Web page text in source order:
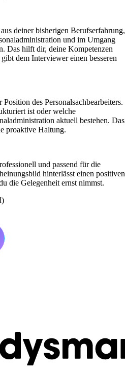
deiner bisherigen Berufserfahrung,
und im Umgang
Das hilft dir, deine Kompetenzen
dem Interviewer einen besseren
des Personalsachbearbeiters.
ist oder welche
aktuell bestehen. Das
proaktive Haltung.
und passend für die
hinterlässt einen positiven
die Gelegenheit ernst nimmst.